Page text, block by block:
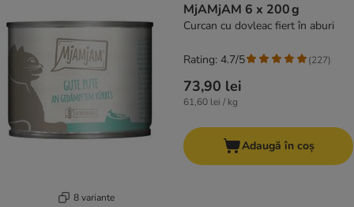
8 variante
MjAMjAM 6 x 200 g
Curcan cu dovleac fiert în aburi
73,90 lei
61,60 lei / kg
Rating: 4.7/5 (227)
Adaugă în coș